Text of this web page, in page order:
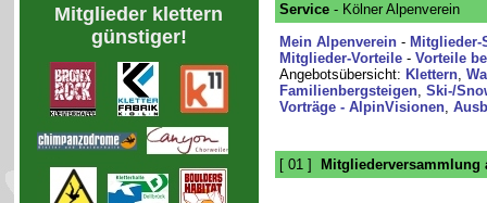
Mitglieder klettern
günstiger!
Service- Kölner Alpenverein
Mein Alpenverein- Mitglieder-
Mitglieder-Vorteile- Vorteile
Angebotsübersicht: Klettern,
Familienbergsteigen, Ski-/
Vorträge - AlpinVisionen,
[ 01 ] Mitgliederversammlung